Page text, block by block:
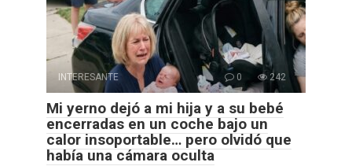
INTERESANTE 0 242
Mi yerno dejó a mi hija y a su bebé
encerradas en un coche bajo un
calor insoportable… pero olvidó que
había una cámara oculta